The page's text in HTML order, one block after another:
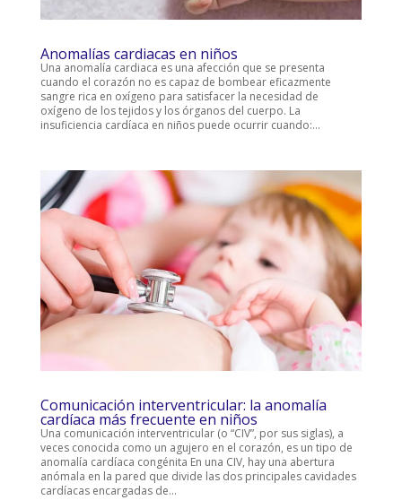
Anomalías cardiacas en niños
Una anomalía cardiaca es una afección que se presenta
cuando el corazón no es capaz de bombear eficazmente
sangre rica en oxígeno para satisfacer la necesidad de
oxígeno de los tejidos y los órganos del cuerpo. La
insuficiencia cardíaca en niños puede ocurrir cuando:...
Comunicación interventricular: la anomalía
cardíaca más frecuente en niños
Una comunicación interventricular (o “CIV”, por sus siglas), a
veces conocida como un agujero en el corazón, es un tipo de
anomalía cardíaca congénita En una CIV, hay una abertura
anómala en la pared que divide las dos principales cavidades
cardíacas encargadas de...